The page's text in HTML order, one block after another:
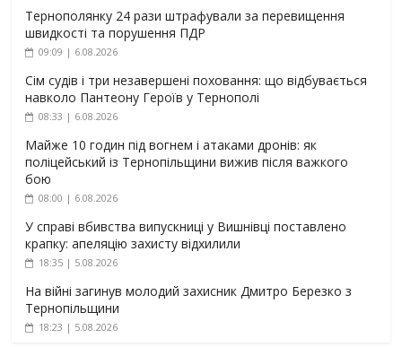
Тернополянку 24 рази штрафували за перевищення
швидкості та порушення ПДР
09:09 | 6.08.2026
Сім судів і три незавершені поховання: що відбувається
навколо Пантеону Героїв у Тернополі
08:33 | 6.08.2026
Майже 10 годин під вогнем і атаками дронів: як
поліцейський із Тернопільщини вижив після важкого
бою
08:00 | 6.08.2026
У справі вбивства випускниці у Вишнівці поставлено
крапку: апеляцію захисту відхилили
18:35 | 5.08.2026
На війні загинув молодий захисник Дмитро Березко з
Тернопільщини
18:23 | 5.08.2026